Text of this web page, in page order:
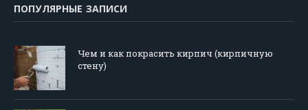
ПОПУЛЯРНЫЕ ЗАПИСИ
Чем и как покрасить кирпич (кирпичную
стену)